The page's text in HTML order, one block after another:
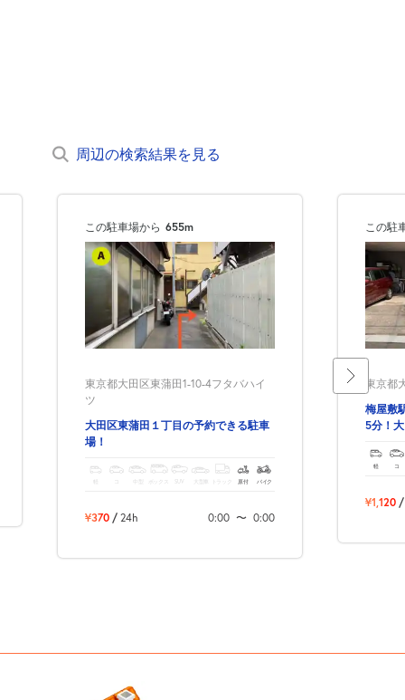
周辺の検索結果を見る
この駐車場から 655m
東京都大田区東蒲田1-10-4フタバハイ
ツ
大田区東蒲田１丁目の予約できる駐車
場！
ボックス SUV トラック 原付 バイク
¥370 / 24h 0:00 〜 0:00
この駐
東京都
梅屋敷
5分！
軽 コ
¥1,120 /